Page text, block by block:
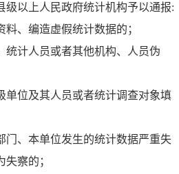
级以上人民政府统计机构予以通报:
料、编造虚假统计数据的；
统计人员或者其他机构、人员伪
单位及其人员或者统计调查对象填
门、本单位发生的统计数据严重失
察的；